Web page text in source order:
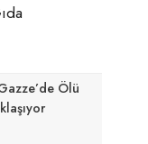
Ölü